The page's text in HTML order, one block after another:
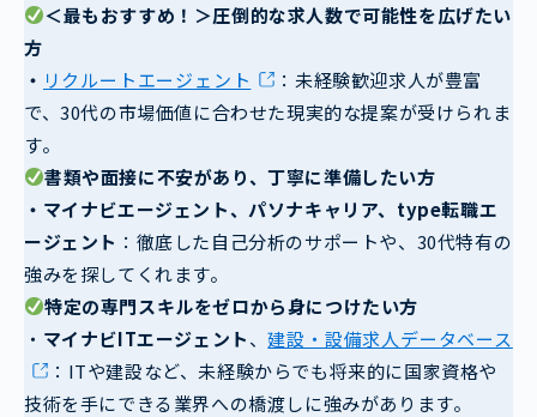
＜最もおすすめ！＞圧倒的な求人数で可能性を広げたい
方
・ リクルートエージェント
：未経験歓迎求人が豊富
で、30代の市場価値に合わせた現実的な提案が受けられま
す。
書類や面接に不安があり、丁寧に準備したい方
・マイナビエージェント、パソナキャリア、type転職エ
ージェント ：徹底した自己分析のサポートや、30代特有の
強みを探してくれます。
特定の専門スキルをゼロから身につけたい方
・ マイナビITエージェント、建設・設備求人データベース
：ITや建設など、未経験からでも将来的に国家資格や
技術を手にできる業界への橋渡しに強みがあります。